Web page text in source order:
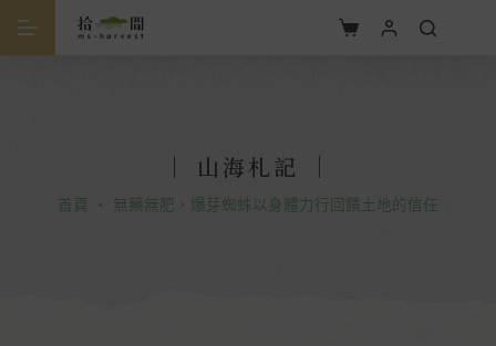
｜ 山海札記 ｜
首頁 ・ 無藥無肥，爆芽蜘蛛以身體力行回饋土地的信任